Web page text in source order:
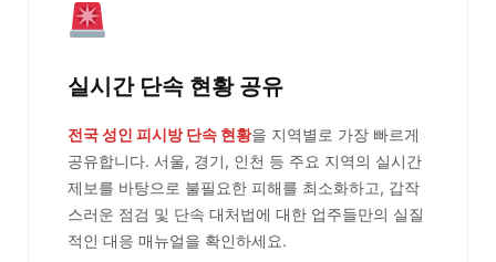
실시간 단속 현황 공유
전국 성인 피시방 단속 현황을 지역별로 가장 빠르게
공유합니다. 서울, 경기, 인천 등 주요 지역의 실시간
제보를 바탕으로 불필요한 피해를 최소화하고, 갑작
스러운 점검 및 단속 대처법에 대한 업주들만의 실질
적인 대응 매뉴얼을 확인하세요.